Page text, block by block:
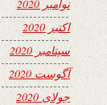
نوامبر 2020
اکتبر 2020
سپتامبر 2020
آگوست 2020
جولای 2020